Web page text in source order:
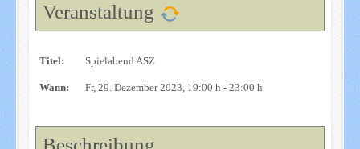
Veranstaltung
Titel: Spielabend ASZ
Wann: Fr, 29. Dezember 2023, 19:00 h - 23:00 h